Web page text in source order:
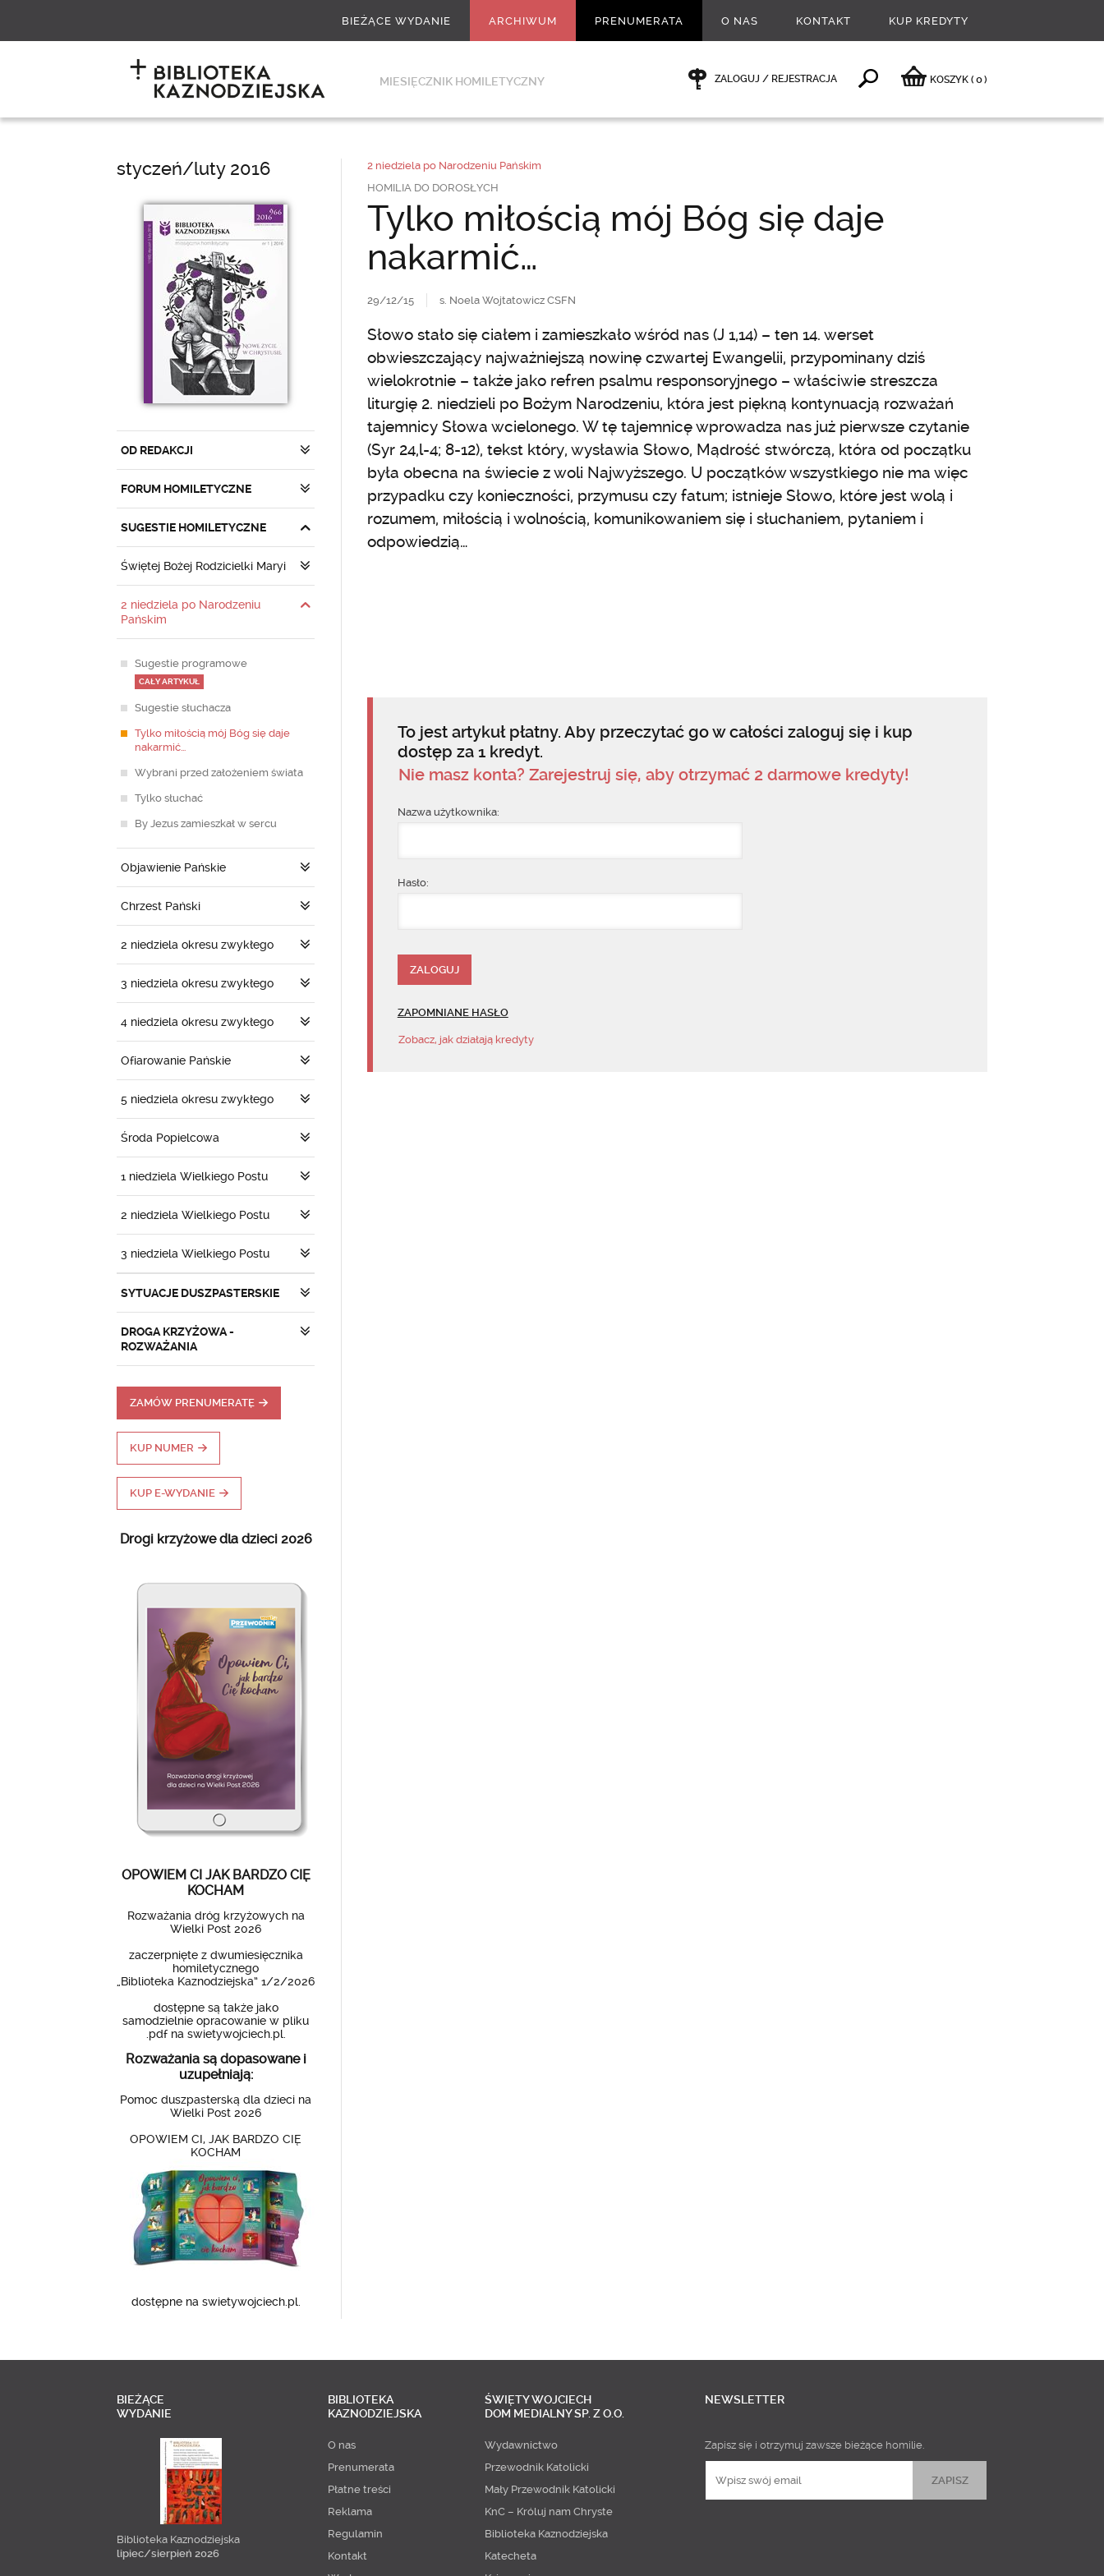
BIEŻĄCE WYDANIE ARCHIWUM PRENUMERATA O NAS KONTAKT KUP KREDYTY
MIESIĘCZNIK HOMILETYCZNY ZALOGUJ / REJESTRACJA KOSZYK ( 0)
styczeń/luty 2016
OD REDAKCJI
FORUM HOMILETYCZNE
SUGESTIE HOMILETYCZNE
Świętej Bożej Rodzicielki Maryi
2 niedziela po Narodzeniu
Pańskim
Sugestie programowe
CAŁY ARTYKUŁ
Sugestie słuchacza
Tylko miłością mój Bóg się daje
nakarmić…
Wybrani przed założeniem świata
Tylko słuchać
By Jezus zamieszkał w sercu
Objawienie Pańskie
Chrzest Pański
2 niedziela okresu zwykłego
3 niedziela okresu zwykłego
4 niedziela okresu zwykłego
Ofiarowanie Pańskie
5 niedziela okresu zwykłego
Środa Popielcowa
1 niedziela Wielkiego Postu
2 niedziela Wielkiego Postu
3 niedziela Wielkiego Postu
SYTUACJE DUSZPASTERSKIE
DROGA KRZYŻOWA -
ROZWAŻANIA
ZAMÓW PRENUMERATĘ
KUP NUMER
KUP E-WYDANIE
Drogi krzyżowe dla dzieci 2026
OPOWIEM CI JAK BARDZO CIĘ
KOCHAM
Rozważania dróg krzyżowych na
Wielki Post 2026
zaczerpnięte z dwumiesięcznika
homiletycznego
„Biblioteka Kaznodziejska” 1/2/2026
dostępne są także jako
samodzielnie opracowanie w pliku
.pdf na swietywojciech.pl.
Rozważania są dopasowane i
uzupełniają:
Pomoc duszpasterską dla dzieci na
Wielki Post 2026
OPOWIEM CI, JAK BARDZO CIĘ
KOCHAM
dostępne na swietywojciech.pl.
2 niedziela po Narodzeniu Pańskim
HOMILIA DO DOROSŁYCH
Tylko miłością mój Bóg się daje
nakarmić…
29/12/15 s. Noela Wojtatowicz CSFN
Słowo stało się ciałem i zamieszkało wśród nas (J 1,14) – ten 14. werset
obwieszczający najważniejszą nowinę czwartej Ewangelii, przypominany dziś
wielokrotnie – także jako refren psalmu responsoryjnego – właściwie streszcza
liturgię 2. niedzieli po Bożym Narodzeniu, która jest piękną kontynuacją rozważań
tajemnicy Słowa wcielonego. W tę tajemnicę wprowadza nas już pierwsze czytanie
(Syr 24,l-4; 8-12), tekst który, wysławia Słowo, Mądrość stwórczą, która od początku
była obecna na świecie z woli Najwyższego. U początków wszystkiego nie ma więc
przypadku czy konieczności, przymusu czy fatum; istnieje Słowo, które jest wolą i
rozumem, miłością i wolnością, komunikowaniem się i słuchaniem, pytaniem i
odpowiedzią…
To jest artykuł płatny. Aby przeczytać go w całości zaloguj się i kup
dostęp za 1 kredyt.
Nie masz konta? Zarejestruj się, aby otrzymać 2 darmowe kredyty!
Nazwa użytkownika:
Hasło:
ZAPOMNIANE HASŁO
Zobacz, jak działają kredyty
BIEŻĄCE
WYDANIE
Biblioteka Kaznodziejska
lipiec/sierpień 2026
BIBLIOTEKA
KAZNODZIEJSKA
O nas
Prenumerata
Płatne treści
Reklama
Regulamin
Kontakt
ŚWIĘTY WOJCIECH
DOM MEDIALNY SP. Z O.O.
Wydawnictwo
Przewodnik Katolicki
Mały Przewodnik Katolicki
KnC – Króluj nam Chryste
Biblioteka Kaznodziejska
Katecheta
NEWSLETTER
Zapisz się i otrzymuj zawsze bieżące homilie.